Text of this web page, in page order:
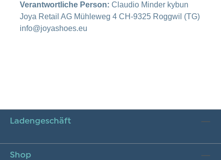
Verantwortliche Person: Claudio Minder kybun
Joya Retail AG Mühleweg 4 CH-9325 Roggwil (TG)
info@joyashoes.eu
Ladengeschäft
Shop